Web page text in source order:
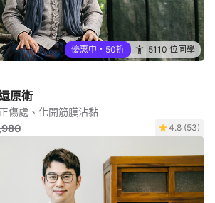
優惠中・50折 5110 位同學
原術
傷處、化開筋膜沾黏
4.8 (53)